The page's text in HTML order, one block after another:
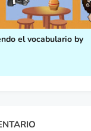
el vocabulario by